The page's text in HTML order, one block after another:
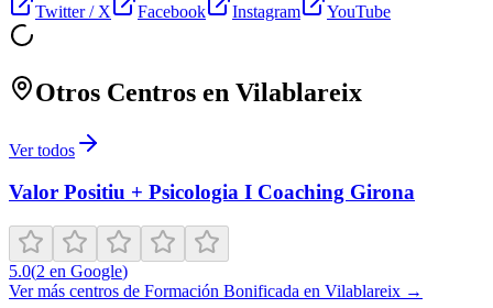
Twitter / X
Facebook Instagram YouTube
Otros Centros en Vilablareix
Ver todos
Valor Positiu + Psicologia I Coaching Girona
5.0(2 en Google)
Ver más centros de Formación Bonificada en Vilablareix →